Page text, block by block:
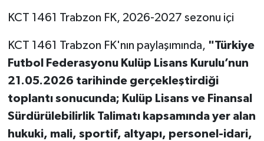
KCT 1461 Trabzon FK, 2026-2027 sezonu içi
KCT 1461 Trabzon FK'nın paylaşımında, "Türkiye
Futbol Federasyonu Kulüp Lisans Kurulu’nun
21.05.2026 tarihinde gerçekleştirdiği
toplantı sonucunda; Kulüp Lisans ve Finansal
Sürdürülebilirlik Talimatı kapsamında yer alan
hukuki, mali, sportif, altyapı, personel-idari,